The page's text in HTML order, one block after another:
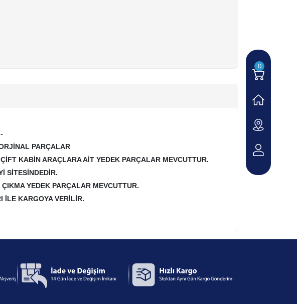
PARÇALAR
KABİN ARAÇLARA AİT YEDEK PARÇALAR MEVCUTTUR.
SİTESİNDEDİR.
YEDEK PARÇALAR MEVCUTTUR.
İLE KARGOYA VERİLİR.
0